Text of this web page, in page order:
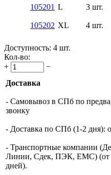
105201 L 3 шт.
105202 XL 4 шт.
Доступность: 4 шт.
Кол-во:
+
−
Доставка
- Самовывоз в СПб по
звонку
- Доставка по СПб (1-2 дня):
- Транспортные компании
Линии, Сдек, ПЭК, ЕМС) (от
дней).